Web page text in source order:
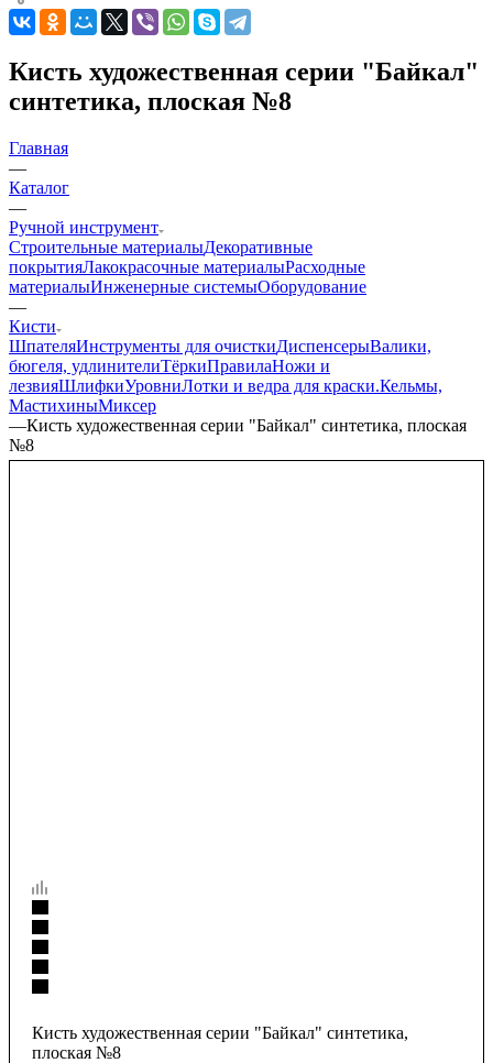
Кисть художественная серии "Байкал"
синтетика, плоская №8
Главная
—
Каталог
—
Ручной инструмент
Строительные материалыДекоративные
покрытияЛакокрасочные материалыРасходные
материалыИнженерные системыОборудование
—
Кисти
ШпателяИнструменты для очисткиДиспенсерыВалики,
бюгеля, удлинителиТёркиПравилаНожи и
лезвияШлифкиУровниЛотки и ведра для краски.Кельмы,
МастихиныМиксер
—Кисть художественная серии "Байкал" синтетика, плоская
№8
Кисть художественная серии "Байкал" синтетика,
плоская №8